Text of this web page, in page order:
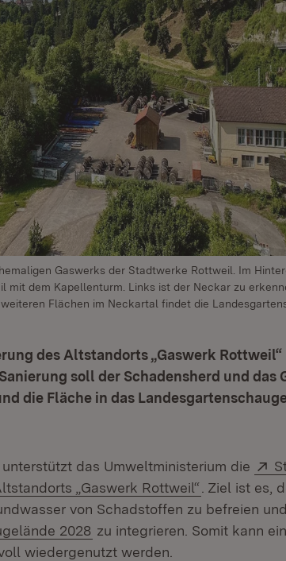
Gaswerks der Stadtwerke Rottweil. Im
mit dem Kapellenturm. Links ist der Neckar zu
Flächen im Neckartal findet die
des Altstandorts „Gaswerk
soll der Schadensherd und das
die Fläche in das
das Umweltministerium die
„Gaswerk Rottweil“ (Öffnet in
. Ziel ist es,
von Schadstoffen zu befreien
2028 (Öffnet in neuem Fenster)
zu integrieren. Somit kann
wiedergenutzt werden.